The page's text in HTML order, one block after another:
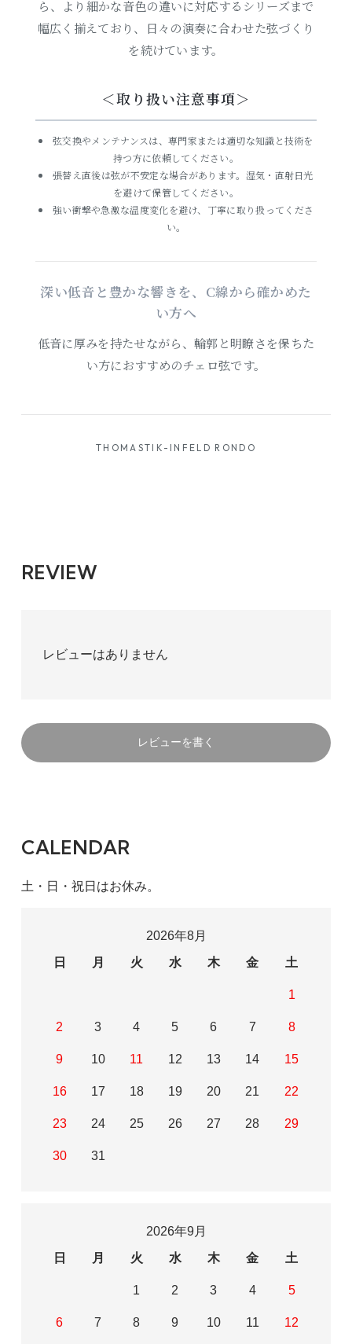
ら、より細かな音色の違いに対応するシリーズまで
幅広く揃えており、日々の演奏に合わせた弦づくり
を続けています。
＜取り扱い注意事項＞
弦交換やメンテナンスは、専門家または適切な知識と技術を
持つ方に依頼してください。
張替え直後は弦が不安定な場合があります。湿気・直射日光
を避けて保管してください。
強い衝撃や急激な温度変化を避け、丁寧に取り扱ってくださ
い。
深い低音と豊かな響きを、C線から確かめた
い方へ
低音に厚みを持たせながら、輪郭と明瞭さを保ちた
い方におすすめのチェロ弦です。
THOMASTIK-INFELD RONDO
REVIEW
レビューはありません
レビューを書く
CALENDAR
土・日・祝日はお休み。
2026年8月
日
月 火 水 木 金 土
1
2 3 4 5 6 7 8
9 10 11 12 13 14 15
16 17 18 19 20 21 22
23 24 25 26 27 28 29
30 31
2026年9月
日
月 火 水 木 金 土
1 2 3 4 5
6 7 8 9 10 11 12